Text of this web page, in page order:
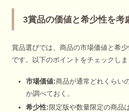
3賞品の価値と希少性を考
賞品選びでは、商品の市場価値と希
です。以下のポイントをチェックしま
市場価値:商品が通常どれくらい
か調べておく。
希少性:限定版や数量限定の商品